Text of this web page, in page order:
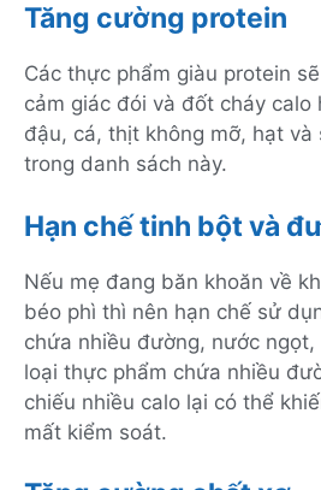
Tăng cường protein
Các thực phẩm giàu protein
cảm giác đói và đốt cháy calo
đậu, cá, thịt không mỡ, hạt và
trong danh sách này.
Hạn chế tinh bột và
Nếu mẹ đang băn khoăn về
béo phì thì nên hạn chế sử
chứa nhiều đường, nước
loại thực phẩm chứa nhiều
chiếu nhiều calo lại có thể
mất kiểm soát.